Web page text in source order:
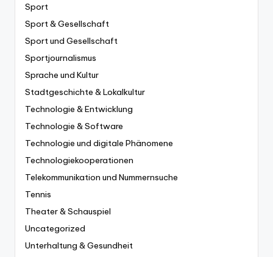
Sport
Sport & Gesellschaft
Sport und Gesellschaft
Sportjournalismus
Sprache und Kultur
Stadtgeschichte & Lokalkultur
Technologie & Entwicklung
Technologie & Software
Technologie und digitale Phänomene
Technologiekooperationen
Telekommunikation und Nummernsuche
Tennis
Theater & Schauspiel
Uncategorized
Unterhaltung & Gesundheit